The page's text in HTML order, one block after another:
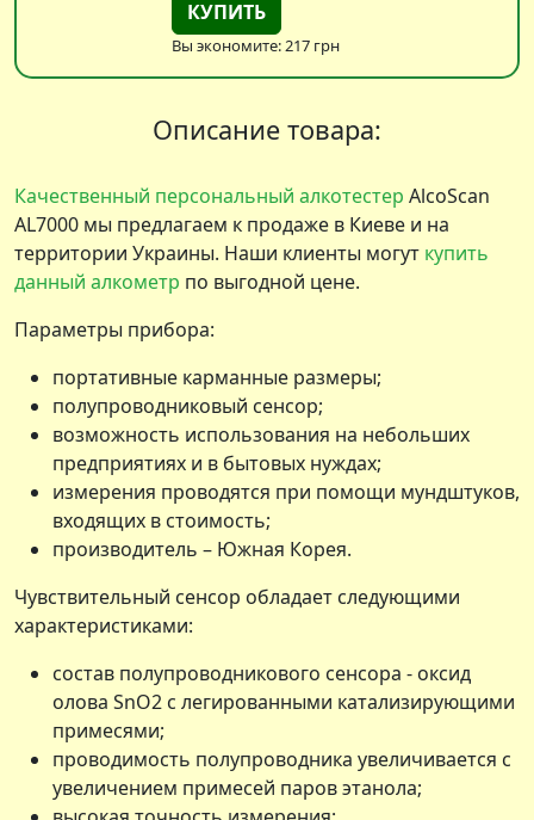
КУПИТЬ
Вы экономите: 217 грн
Описание товара:
Качественный персональный алкотестер AlcoScan
AL7000 мы предлагаем к продаже в Киеве и на
территории Украины. Наши клиенты могут купить
данный алкометр по выгодной цене.
Параметры прибора:
портативные карманные размеры;
полупроводниковый сенсор;
возможность использования на небольших
предприятиях и в бытовых нуждах;
измерения проводятся при помощи мундштуков,
входящих в стоимость;
производитель – Южная Корея.
Чувствительный сенсор обладает следующими
характеристиками:
состав полупроводникового сенсора - оксид
олова SnO2 с легированными катализирующими
примесями;
проводимость полупроводника увеличивается с
увеличением примесей паров этанола;